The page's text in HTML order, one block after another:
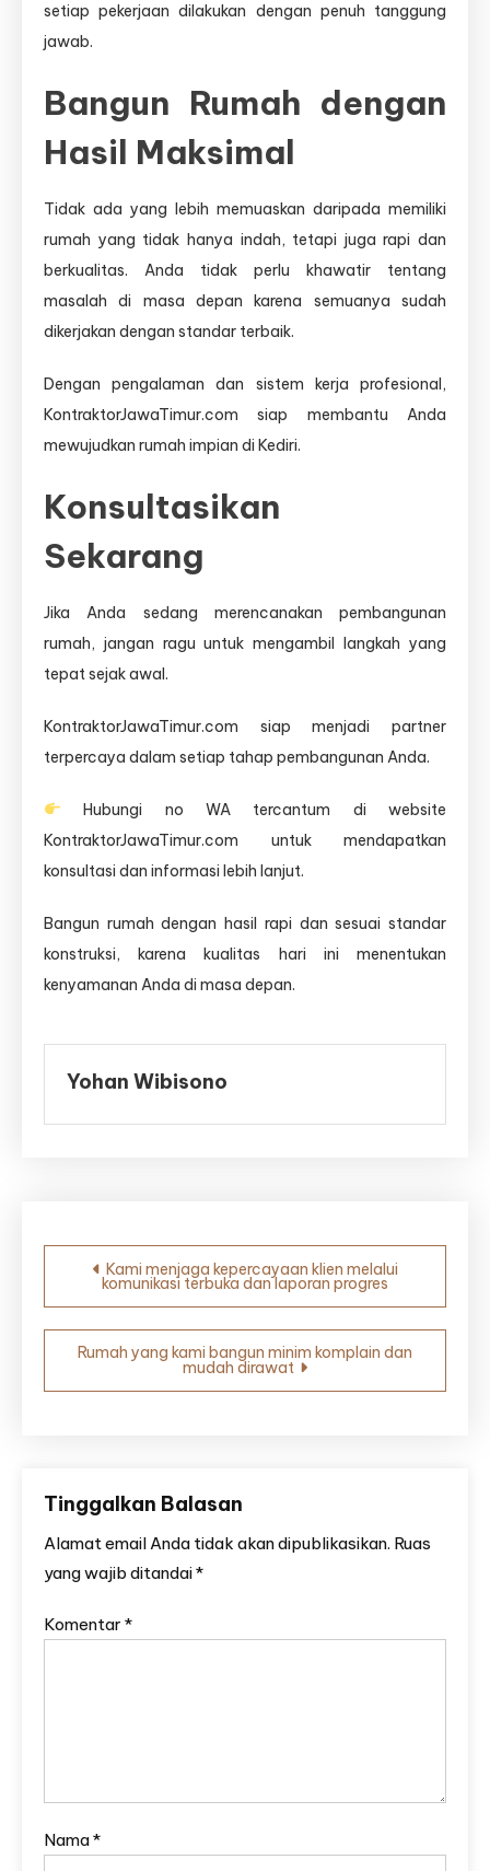
setiap pekerjaan dilakukan dengan penuh tanggung
jawab.
Bangun Rumah dengan
Hasil Maksimal
Tidak ada yang lebih memuaskan daripada memiliki
rumah yang tidak hanya indah, tetapi juga rapi dan
berkualitas. Anda tidak perlu khawatir tentang
masalah di masa depan karena semuanya sudah
dikerjakan dengan standar terbaik.
Dengan pengalaman dan sistem kerja profesional,
KontraktorJawaTimur.com siap membantu Anda
mewujudkan rumah impian di Kediri.
Konsultasikan
Sekarang
Jika Anda sedang merencanakan pembangunan
rumah, jangan ragu untuk mengambil langkah yang
tepat sejak awal.
KontraktorJawaTimur.com siap menjadi partner
terpercaya dalam setiap tahap pembangunan Anda.
Hubungi no WA tercantum di website
KontraktorJawaTimur.com untuk mendapatkan
konsultasi dan informasi lebih lanjut.
Bangun rumah dengan hasil rapi dan sesuai standar
konstruksi, karena kualitas hari ini menentukan
kenyamanan Anda di masa depan.
Yohan Wibisono
Navigasi
pos
Kami menjaga kepercayaan klien melalui
komunikasi terbuka dan laporan progres
Rumah yang kami bangun minim komplain dan
mudah dirawat
Tinggalkan Balasan
Alamat email Anda tidak akan dipublikasikan. Ruas
yang wajib ditandai*
Komentar *
Nama*